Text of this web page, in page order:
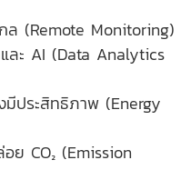
(Remote Monitoring)
ละ AI (Data Analytics
ประสิทธิภาพ (Energy
CO₂ (Emission